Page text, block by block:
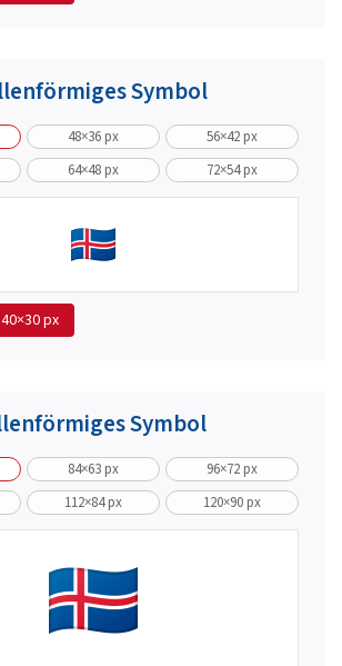
Symbol
48×36 px
56×42 px
64×48 px 72×54 px
40×30 px
Symbol
84×63 px
96×72 px
112×84 px 120×90 px